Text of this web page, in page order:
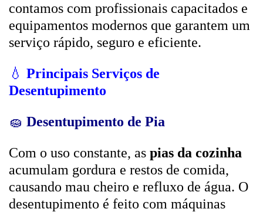
contamos com profissionais capacitados e
equipamentos modernos que garantem um
serviço rápido, seguro e eficiente.
💧 Principais Serviços de
Desentupimento
🧽 Desentupimento de Pia
Com o uso constante, as pias da cozinha
acumulam gordura e restos de comida,
causando mau cheiro e refluxo de água. O
desentupimento é feito com máquinas